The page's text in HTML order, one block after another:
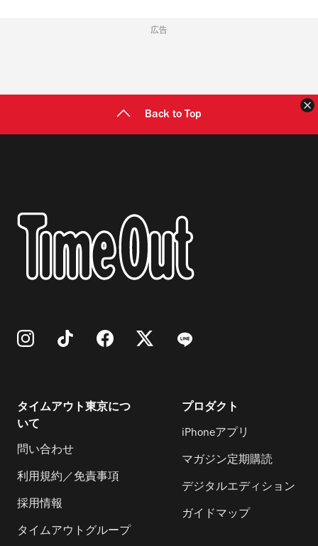
広告
Back to Top
タイムアウト東京につ
いて
問い合わせ
利用規約／免責事項
採用情報
タイムアウトグループ
プロダクト
iPhoneアプリ
マガジン定期購読
デジタルエディション
ガイドマップ